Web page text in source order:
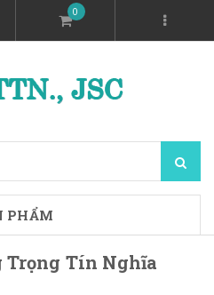
0
PHẨM
Trọng Tín Nghĩa